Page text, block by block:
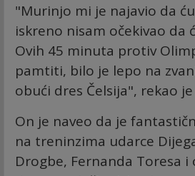
"Murinjo mi je najavio da
iskreno nisam očekivao da
Ovih 45 minuta protiv
pamtiti, bilo je lepo na
obući dres Čelsija", rekao je
On je naveo da je
na treninzima udarce
Drogbe, Fernanda Toresa i